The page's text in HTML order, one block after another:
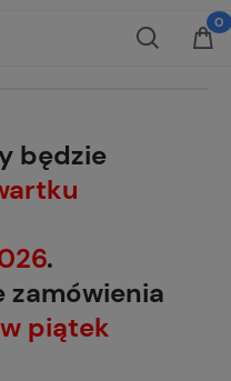
będzie
.
zamówienia
w piątek